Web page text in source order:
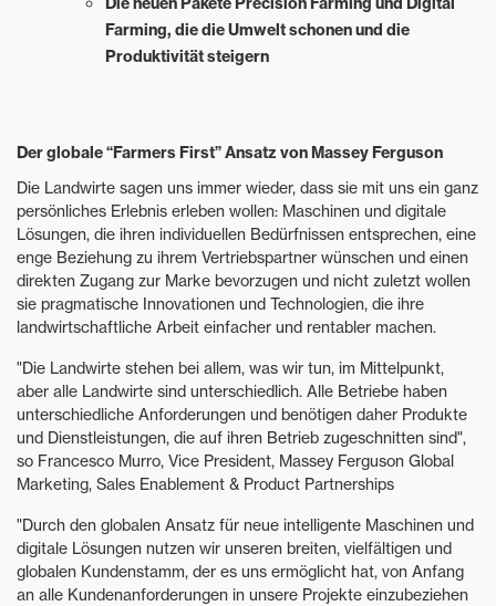
Farming, die die Umwelt schonen und die
Produktivität steigern
Der globale “Farmers First” Ansatz von Massey Ferguson
Die Landwirte sagen uns immer wieder, dass sie mit uns ein ganz
persönliches Erlebnis erleben wollen: Maschinen und digitale
Lösungen, die ihren individuellen Bedürfnissen entsprechen, eine
enge Beziehung zu ihrem Vertriebspartner wünschen und einen
direkten Zugang zur Marke bevorzugen und nicht zuletzt wollen
sie pragmatische Innovationen und Technologien, die ihre
landwirtschaftliche Arbeit einfacher und rentabler machen.
"Die Landwirte stehen bei allem, was wir tun, im Mittelpunkt,
aber alle Landwirte sind unterschiedlich. Alle Betriebe haben
unterschiedliche Anforderungen und benötigen daher Produkte
und Dienstleistungen, die auf ihren Betrieb zugeschnitten sind",
so Francesco Murro, Vice President, Massey Ferguson Global
Marketing, Sales Enablement & Product Partnerships
"Durch den globalen Ansatz für neue intelligente Maschinen und
digitale Lösungen nutzen wir unseren breiten, vielfältigen und
globalen Kundenstamm, der es uns ermöglicht hat, von Anfang
an alle Kundenanforderungen in unsere Projekte einzubeziehen